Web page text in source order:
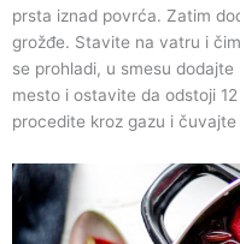
prsta iznad povrća. Zatim
grožđe. Stavite na vatru i
se prohladi, u smesu
mesto i ostavite da odstoji
procedite kroz gazu i